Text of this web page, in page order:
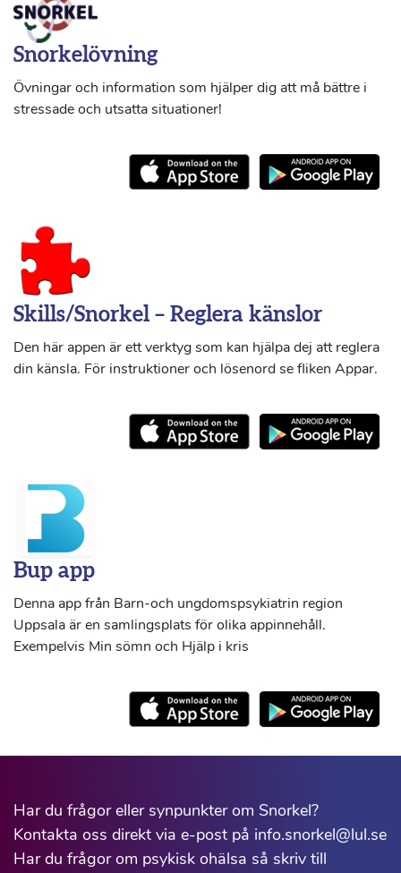
Snorkelövning
Övningar och information som hjälper dig att må bättre i
stressade och utsatta situationer!
Skills/Snorkel – Reglera känslor
Den här appen är ett verktyg som kan hjälpa dej att reglera
din känsla. För instruktioner och lösenord se fliken Appar.
Bup app
Denna app från Barn-och ungdomspsykiatrin region
Uppsala är en samlingsplats för olika appinnehåll.
Exempelvis Min sömn och Hjälp i kris
Har du frågor eller synpunkter om Snorkel?
Kontakta oss direkt via e-post på info.snorkel@lul.se
Har du frågor om psykisk ohälsa så skriv till